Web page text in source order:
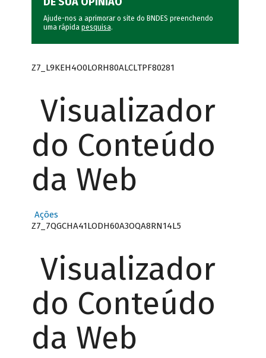
Ajude-nos a aprimorar o site do BNDES preenchendo
uma rápida pesquisa.
Z7_L9KEH4O0LORH80ALCLTPF80281
Visualizador
do Conteúdo
da Web
Ações
Z7_7QGCHA41LODH60A3OQA8RN14L5
Visualizador
do Conteúdo
da Web